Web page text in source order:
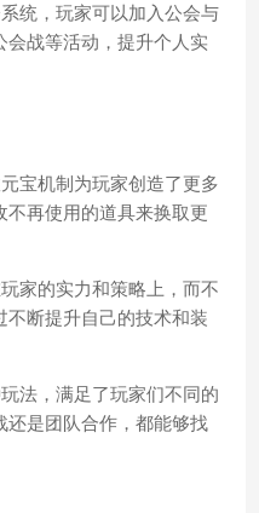
统，玩家可以加入公会与
会战等活动，提升个人实
宝机制为玩家创造了更多
不再使用的道具来换取更
家的实力和策略上，而不
不断提升自己的技术和装
法，满足了玩家们不同的
还是团队合作，都能够找